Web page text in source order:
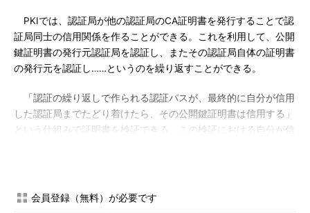
PKIでは、認証局が他の認証局のCA証明書を発行することで認
証局同士の信用関係を作ることができる。これを利用して、公開
鍵証明書の発行元認証局を認証し、またその認証局自体の証明書
の発行元を認証し……というのを繰り返すことができる。
「認証の繰り返しで作られる認証パスが、最終的に自分が信用
した認証局までたどり着けたら、その公開鍵証明書は信用する」
という仕組みで証明書を検証できる。この検証における自分が信
例えば、WebブラウザにおけるHTTPS通信で採用されている
Webモデルでは、OSやブラウザが内蔵する、信用するルート認
会員登録（無料）が必要です